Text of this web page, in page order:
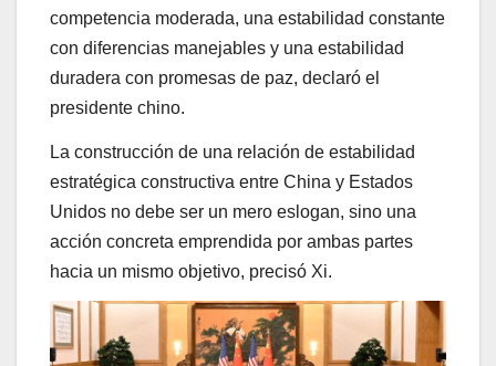
competencia moderada, una estabilidad constante
con diferencias manejables y una estabilidad
duradera con promesas de paz, declaró el
presidente chino.
La construcción de una relación de estabilidad
estratégica constructiva entre China y Estados
Unidos no debe ser un mero eslogan, sino una
acción concreta emprendida por ambas partes
hacia un mismo objetivo, precisó Xi.